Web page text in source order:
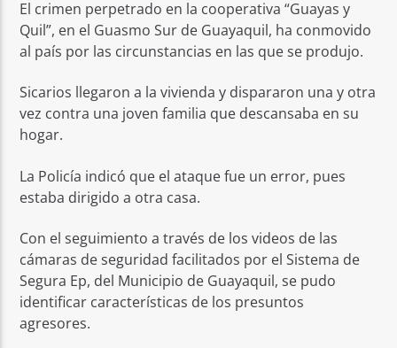
El crimen perpetrado en la cooperativa “Guayas y
Quil”, en el Guasmo Sur de Guayaquil, ha conmovido
al país por las circunstancias en las que se produjo.
Sicarios llegaron a la vivienda y dispararon una y otra
vez contra una joven familia que descansaba en su
hogar.
La Policía indicó que el ataque fue un error, pues
estaba dirigido a otra casa.
Con el seguimiento a través de los videos de las
cámaras de seguridad facilitados por el Sistema de
Segura Ep, del Municipio de Guayaquil, se pudo
identificar características de los presuntos
agresores.